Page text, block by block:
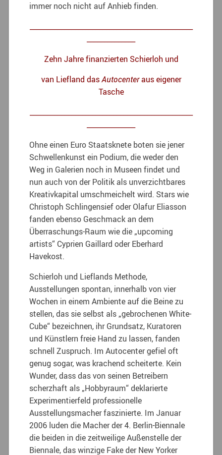
immer noch nicht auf Anhieb finden.
Zehn Jahre finanzierten Schierloh und
van Liefland dasAutocenteraus eigener
Tasche
Ohne einen Euro Staatsknete boten sie jener
Schwellenkunst ein Podium, die weder den
Weg in Galerien noch in Museen findet und
nun auch von der Politik als unverzichtbares
Kreativkapital umschmeichelt wird. Stars wie
Christoph Schlingensief oder Olafur Eliasson
fanden ebenso Geschmack an dem
Überraschungs-Raum wie die „upcoming
artists“ Cyprien Gaillard oder Eberhard
Havekost.
Schierloh und Lieflands Methode,
Ausstellungen spontan, innerhalb von vier
Wochen in einem Ambiente auf die Beine zu
stellen, das sie selbst als „gebrochenen White-
Cube“ bezeichnen, ihr Grundsatz, Kuratoren
und Künstlern freie Hand zu lassen, fanden
schnell Zuspruch. Im Autocenter gefiel oft
genug sogar, was krachend scheiterte. Kein
Wunder, dass das von seinen Betreibern
scherzhaft als „Hobbyraum“ deklarierte
Experimentierfeld professionelle
Ausstellungsmacher faszinierte. Im Januar
2006 luden die Macher der 4. Berlin-Biennale
die beiden in die zeitweilige Außenstelle der
Biennale, das winzige Fake der New Yorker